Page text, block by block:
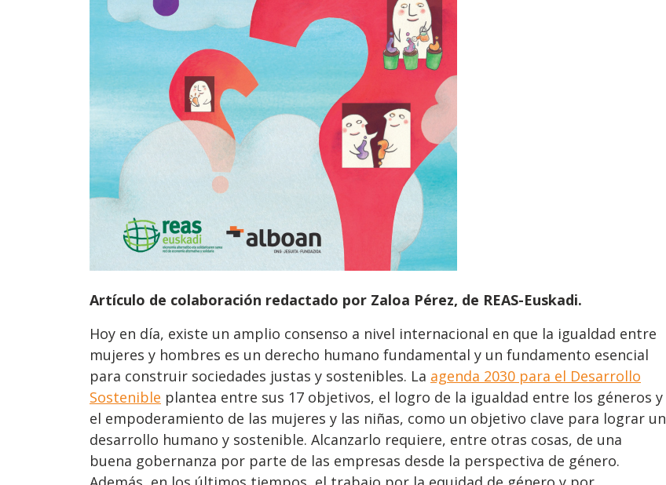
Artículo de colaboración redactado por Zaloa Pérez, de REAS-Euskadi.
Hoy en día, existe un amplio consenso a nivel internacional en que la igualdad entre
mujeres y hombres es un derecho humano fundamental y un fundamento esencial
para construir sociedades justas y sostenibles. La agenda 2030 para el Desarrollo
Sostenible plantea entre sus 17 objetivos, el logro de la igualdad entre los géneros y
el empoderamiento de las mujeres y las niñas, como un objetivo clave para lograr un
desarrollo humano y sostenible. Alcanzarlo requiere, entre otras cosas, de una
buena gobernanza por parte de las empresas desde la perspectiva de género.